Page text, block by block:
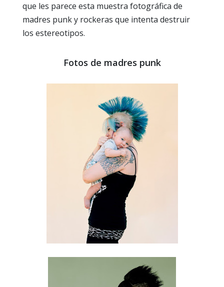
que les parece esta muestra fotográfica de
madres punk y rockeras que intenta destruir
los estereotipos.
Fotos de madres punk